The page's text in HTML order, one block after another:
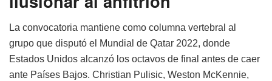
La convocatoria mantiene como columna vertebral al
grupo que disputó el Mundial de Qatar 2022, donde
Estados Unidos alcanzó los octavos de final antes de caer
ante Países Bajos. Christian Pulisic, Weston McKennie,